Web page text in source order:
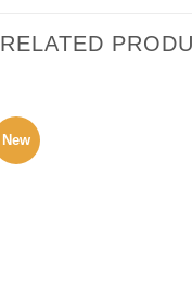
RELATED
New